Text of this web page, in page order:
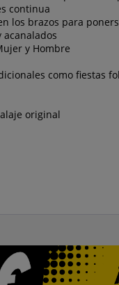
continua
los brazos para
acanalados
y Hombre
como fiestas
original